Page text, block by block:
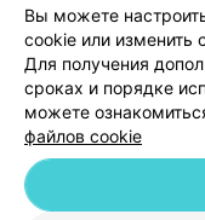
© 2026 ООО «Артокс
Вы можете
cookie или изменить
Для получения
сроках и порядке
можете
файлов cookie